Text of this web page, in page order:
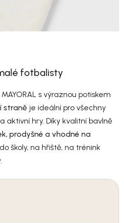
fotbalisty
MAYORAL s výraznou potiskem
straně je ideální pro všechny
aktivní hry. Díky kvalitní bavlně
prodyšné a vhodné na
školy, na hřiště, na trénink